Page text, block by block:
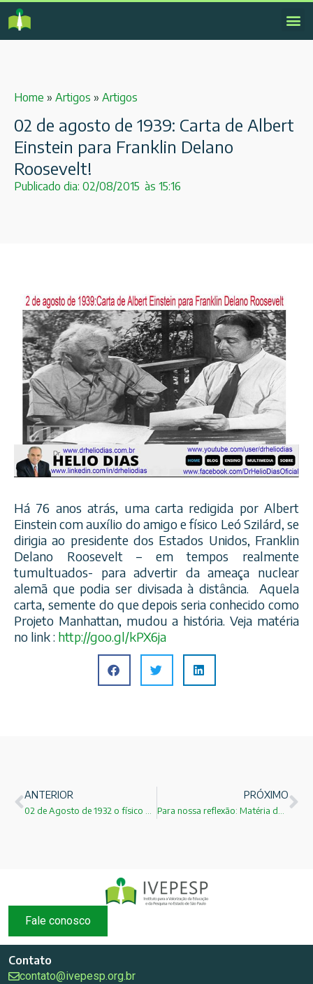
Home » Artigos » Artigos
02 de agosto de 1939: Carta de Albert
Einstein para Franklin Delano
Roosevelt!
Publicado dia: 02/08/2015 às 15:16
Há 76 anos atrás, uma carta redigida por Albert
Einstein com auxílio do amigo e físico Leó Szilárd, se
dirigia ao presidente dos Estados Unidos, Franklin
Delano Roosevelt – em tempos realmente
tumultuados- para advertir da ameaça nuclear
alemã que podia ser divisada à distância. Aquela
carta, semente do que depois seria conhecido como
Projeto Manhattan, mudou a história. Veja matéria
no link : http://goo.gl/kPX6ja
ANTERIOR PRÓXIMO
Fale conosco
Contato
contato@ivepesp.org.br